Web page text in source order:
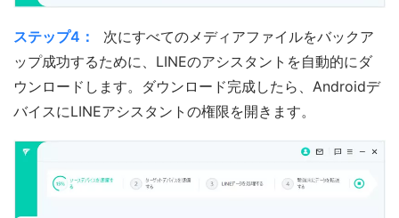
ステップ4：
次にすべてのメディアファイルをバックア
ップ成功するために、LINEのアシスタントを自動的にダ
ウンロードします。ダウンロード完成したら、Androidデ
バイスにLINEアシスタントの権限を開きます。